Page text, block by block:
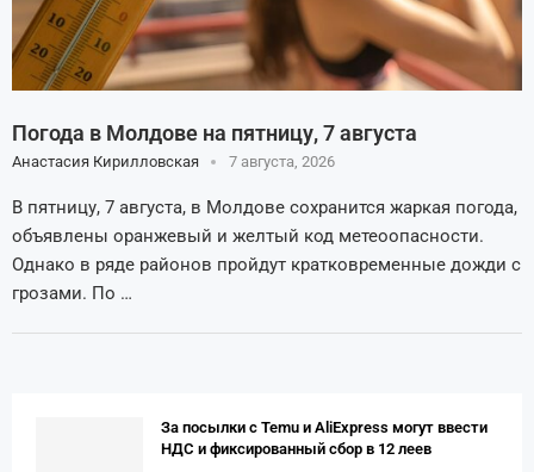
Погода в Молдове на пятницу, 7 августа
Анастасия Кирилловская 7 августа, 2026
В пятницу, 7 августа, в Молдове сохранится жаркая погода,
объявлены оранжевый и желтый код метеоопасности.
Однако в ряде районов пройдут кратковременные дожди с
грозами. По …
За посылки с Temu и AliExpress могут ввести
НДС и фиксированный сбор в 12 леев